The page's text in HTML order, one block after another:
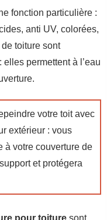
fonction particulière :
anti UV, colorées,
toiture sont
permettent à l’eau
votre toit avec
extérieur : vous
à votre couverture de
et protégera